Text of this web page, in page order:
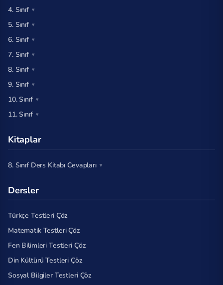
4. Sınıf
5. Sınıf
6. Sınıf
7. Sınıf
8. Sınıf
9. Sınıf
10. Sınıf
11. Sınıf
Kitaplar
8. Sınıf Ders Kitabı Cevapları
Dersler
Türkçe Testleri Çöz
Matematik Testleri Çöz
Fen Bilimleri Testleri Çöz
Din Kültürü Testleri Çöz
Sosyal Bilgiler Testleri Çöz